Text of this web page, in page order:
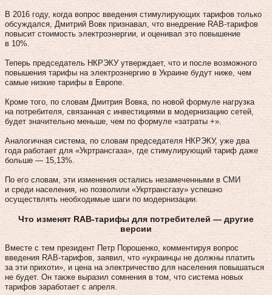
В 2016 году, когда вопрос введения стимулирующих тарифов только
обсуждался, Дмитрий Вовк признавал, что внедрение RАВ-тарифов
повысит стоимость электроэнергии, и оценивал это повышение
в 10%.
Теперь председатель НКРЭКУ утверждает, что и после возможного
повышения тарифы на электроэнергию в Украине будут ниже, чем
самые низкие тарифы в Европе.
Кроме того, по словам Дмитрия Вовка, по новой формуле нагрузка
на потребителя, связанная с инвестициями в модернизацию сетей,
будет значительно меньше, чем по формуле «затраты +».
Аналогичная система, по словам председателя НКРЭКУ, уже два
года работает для «Укртрансгаза», где стимулирующий тариф даже
больше — 15,13%.
По его словам, эти изменения остались незамеченными в СМИ
и среди населения, но позволили «Укртрансгазу» успешно
осуществлять необходимые шаги по модернизации.
Что изменят RAB-тарифы для потребителей — другие
версии
Вместе с тем президент Петр Порошенко, комментируя вопрос
введения RAB-тарифов, заявил, что «украинцы не должны платить
за эти прихоти», и цена на электричество для населения повышаться
не будет. Он также выразил сомнения в том, что система новых
тарифов заработает с апреля.